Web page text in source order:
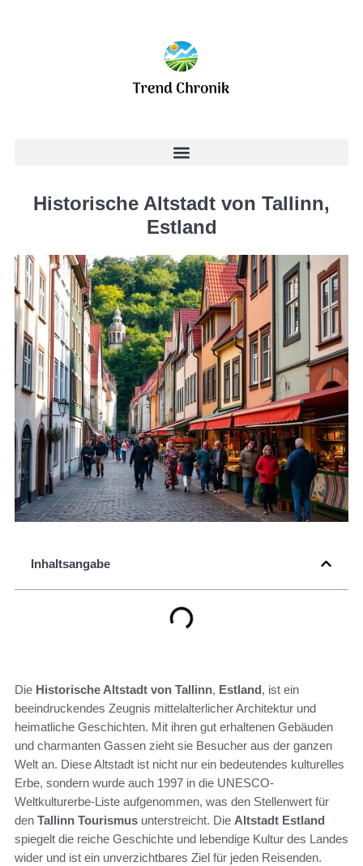
Historische Altstadt von Tallinn,
Estland
Inhaltsangabe
Die Historische Altstadt von Tallinn, Estland, ist ein
beeindruckendes Zeugnis mittelalterlicher Architektur und
heimatliche Geschichten. Mit ihren gut erhaltenen Gebäuden
und charmanten Gassen zieht sie Besucher aus der ganzen
Welt an. Diese Altstadt ist nicht nur ein bedeutendes kulturelles
Erbe, sondern wurde auch 1997 in die UNESCO-
Weltkulturerbe-Liste aufgenommen, was den Stellenwert für
den Tallinn Tourismus unterstreicht. Die Altstadt Estland
spiegelt die reiche Geschichte und lebendige Kultur des Landes
wider und ist ein unverzichtbares Ziel für jeden Reisenden.